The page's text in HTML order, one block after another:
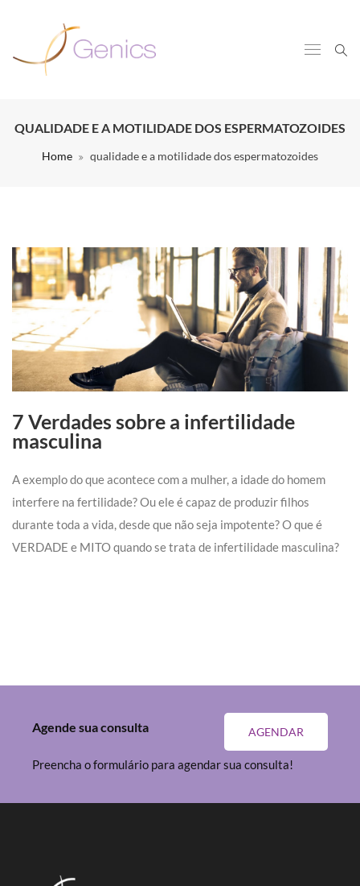
QUALIDADE E A MOTILIDADE DOS ESPERMATOZOIDES
Home qualidade e a motilidade dos espermatozoides
7 Verdades sobre a infertilidade
masculina
A exemplo do que acontece com a mulher, a idade do homem
interfere na fertilidade? Ou ele é capaz de produzir filhos
durante toda a vida, desde que não seja impotente? O que é
VERDADE e MITO quando se trata de infertilidade masculina?
AGENDAR
Agende sua consulta
Preencha o formulário para agendar sua consulta!